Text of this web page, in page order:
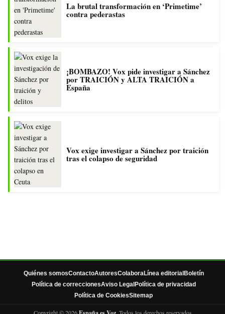
La brutal transformación en ‘Primetime’
contra pederastas
¡BOMBAZO! Vox pide investigar a Sánchez
por TRAICIÓN y ALTA TRAICIÓN a
España
Vox exige investigar a Sánchez por traición
tras el colapso de seguridad
Quiénes somosContactoAutoresColaboraLínea editorial Boletín
Política de correccionesAviso Legal Política de privacidad
Política de CookiesSitemap